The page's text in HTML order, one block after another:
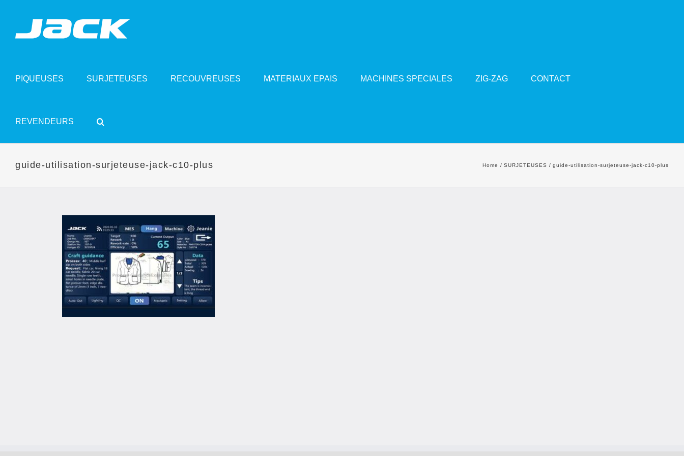
PIQUEUSES SURJETEUSES RECOUVREUSES MATERIAUX EPAIS MACHINES SPECIALES ZIG-ZAG CONTACT
REVENDEURS
guide-utilisation-surjeteuse-jack-c10-plus Home SURJETEUSES guide-utilisation-surjeteuse-jack-c10-plus